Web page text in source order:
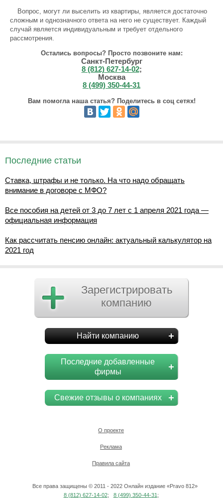
Вопрос, могут ли выселить из квартиры, является достаточно
сложным и однозначного ответа на него не существует. Каждый
случай является индивидуальным и требует отдельного
рассмотрения.
Остались вопросы? Просто позвоните нам:
Санкт-Петербург
8 (812) 627-14-02;
Москва
8 (499) 350-44-31
Вам помогла наша статья? Поделитесь в соц сетях!
Последние статьи
Ставка, штрафы и не только. На что надо обращать
внимание в договоре с МФО?
Все пособия на детей от 3 до 7 лет с 1 апреля 2021 года —
официальная информация
Как рассчитать пенсию онлайн: актуальный калькулятор на
2021 год
Зарегистрировать
компанию
Найти компанию
Последние добавленные
фирмы
Свежие отзывы о компаниях
О проекте
Реклама
Правила сайта
Все права защищены © 2011 - 2022 Онлайн издание «Pravo 812»
8 (812) 627-14-02; 8 (499) 350-44-31 ;